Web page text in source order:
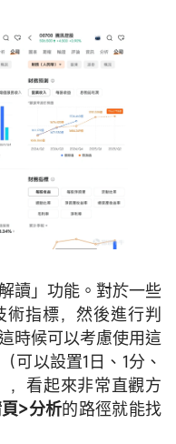
讀」功能。對於一些
術指標，然後進行判
時候可以考慮使用這
可以設置1日、1分、
，看起來非常直觀方
>分析的路徑就能找